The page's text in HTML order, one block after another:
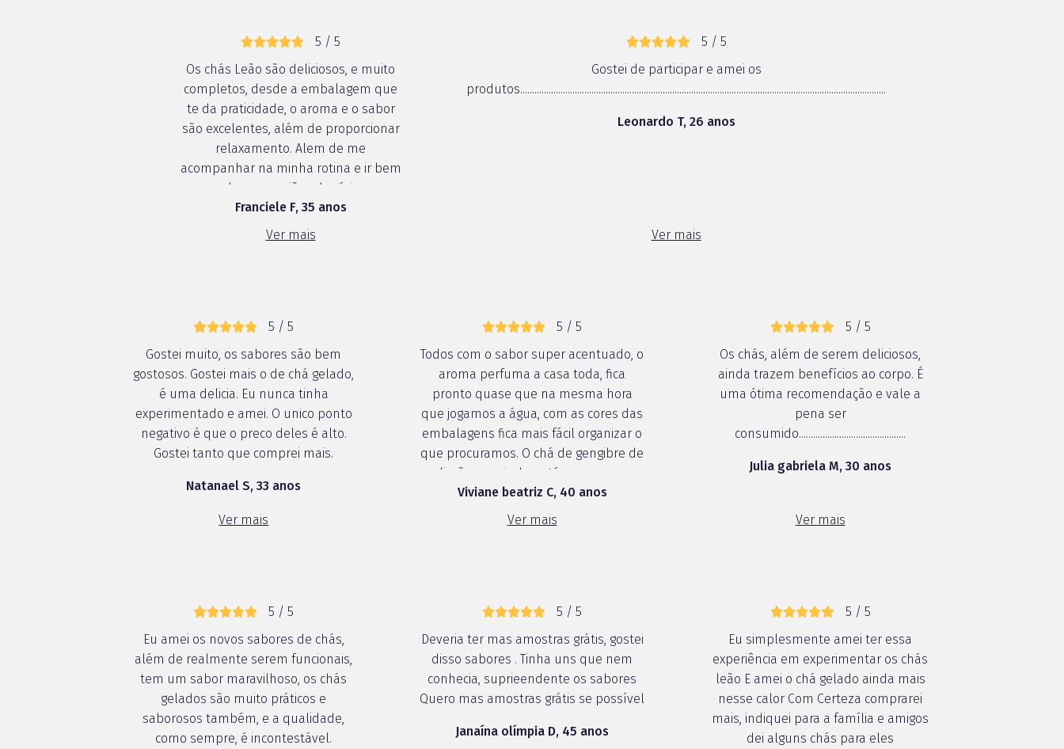
5 / 5
Os chás Leão são deliciosos, e muito
completos, desde a embalagem que
te da praticidade, o aroma e o sabor
são excelentes, além de proporcionar
relaxamento. Alem de me
acompanhar na minha rotina e ir bem
em qualquer ocasião e horário, super
recomendo.
Franciele F, 35 anos
Ver mais
5 / 5
Gostei de participar e amei os
produtos..........................................................................................................................................................
Leonardo T, 26 anos
Ver mais
5 / 5
Gostei muito, os sabores são bem
gostosos. Gostei mais o de chá gelado,
é uma delicia. Eu nunca tinha
experimentado e amei. O unico ponto
negativo é que o preco deles é alto.
Gostei tanto que comprei mais.
Natanael S, 33 anos
Ver mais
5 / 5
Todos com o sabor super acentuado, o
aroma perfuma a casa toda, fica
pronto quase que na mesma hora
que jogamos a água, com as cores das
embalagens fica mais fácil organizar o
que procuramos. O chá de gengibre de
limão me ajudou até mesmo no
inverno! E isso que ele é pra fazer
gelado!
Viviane beatriz C, 40 anos
Ver mais
5 / 5
Os chás, além de serem deliciosos,
ainda trazem benefícios ao corpo. É
uma ótima recomendação e vale a
pena ser
consumido.............................................
Julia gabriela M, 30 anos
Ver mais
5 / 5
Eu amei os novos sabores de chás,
além de realmente serem funcionais,
tem um sabor maravilhoso, os chás
gelados são muito práticos e
saborosos também, e a qualidade,
como sempre, é incontestável.
5 / 5
Deveria ter mas amostras grátis, gostei
disso sabores . Tinha uns que nem
conhecia, suprieendente os sabores
Quero mas amostras grátis se possível
Janaína olímpia D, 45 anos
5 / 5
Eu simplesmente amei ter essa
experiência em experimentar os chás
leão E amei o chá gelado ainda mais
nesse calor Com Certeza comprarei
mais, indiquei para a família e amigos
dei alguns chás para eles